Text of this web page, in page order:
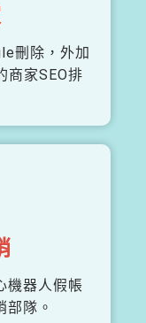
刪除，外加
商家SEO排
機器人假帳
部隊。